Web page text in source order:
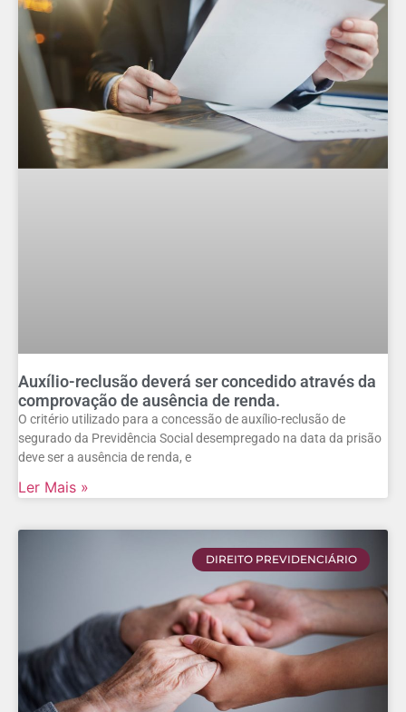
Auxílio-reclusão deverá ser concedido através da
comprovação de ausência de renda.
O critério utilizado para a concessão de auxílio-reclusão de
segurado da Previdência Social desempregado na data da prisão
deve ser a ausência de renda, e
Ler Mais »
DIREITO PREVIDENCIÁRIO